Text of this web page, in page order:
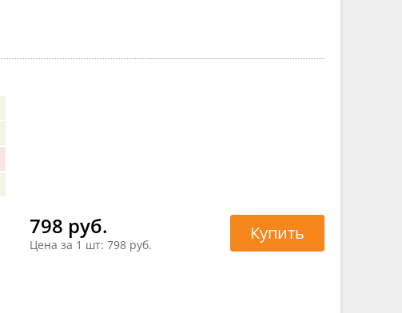
798 руб.
Цена за 1 шт: 798 руб.
Купить